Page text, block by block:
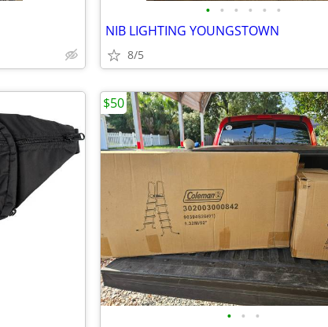
• • • • • •
NIB LIGHTING YOUNGSTOWN
8/5
• • •
$50